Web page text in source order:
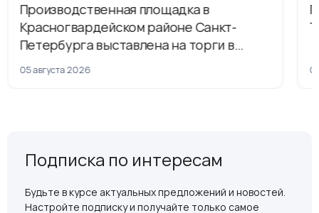
Производственная площадка в
Красногвардейском районе Санкт-
Петербурга выставлена на торги в
рамках приватизации
05 августа 2026
Подписка по интересам
Будьте в курсе актуальных предложений и новостей.
Настройте подписку и получайте только самое